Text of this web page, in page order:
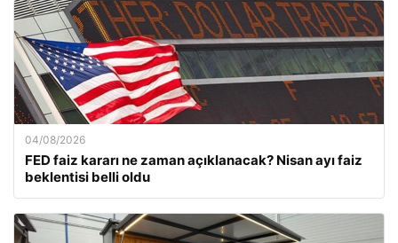
04/08/2026
FED faiz kararı ne zaman açıklanacak? Nisan ayı faiz
beklentisi belli oldu